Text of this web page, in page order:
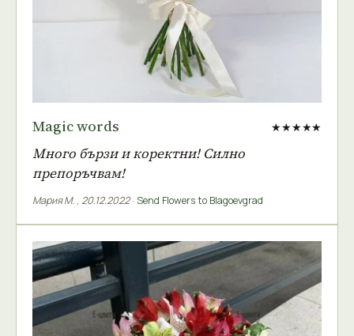
Magic words ★★★★★
Много бързи и коректни! Силно
препоръчвам!
Мария М. , 20.12.2022· Send Flowers to Blagoevgrad